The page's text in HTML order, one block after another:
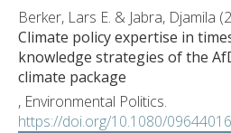
Berker, Lars E. & Jabra, Djamila
Climate policy expertise in
knowledge strategies of the
climate package
, Environmental Politics.
https://doi.org/10.1080/